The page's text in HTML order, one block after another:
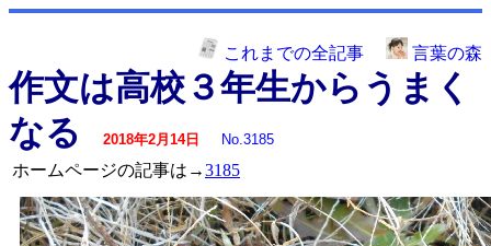
これまでの全記事 言葉の森
作文は高校３年生からうまく
なる
2018年2月14日 No.3185
ホームページの記事は→3185